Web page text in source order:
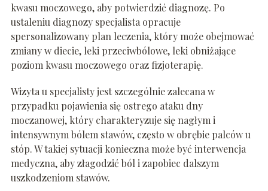
kwasu moczowego, aby potwierdzić diagnozę. Po
ustaleniu diagnozy specjalista opracuje
spersonalizowany plan leczenia, który może obejmować
zmiany w diecie, leki przeciwbólowe, leki obniżające
poziom kwasu moczowego oraz fizjoterapię.
Wizyta u specjalisty jest szczególnie zalecana w
przypadku pojawienia się ostrego ataku dny
moczanowej, który charakteryzuje się nagłym i
intensywnym bólem stawów, często w obrębie palców u
stóp. W takiej sytuacji konieczna może być interwencja
medyczna, aby złagodzić ból i zapobiec dalszym
uszkodzeniom stawów.